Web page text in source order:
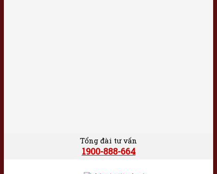
Tổng đài tư vấn
1900-888-664